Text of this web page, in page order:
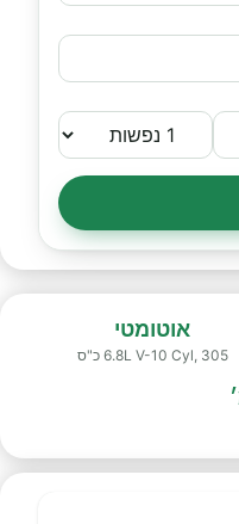
אוטומטי
6.8L V-10 Cyl, 305 כ"ס